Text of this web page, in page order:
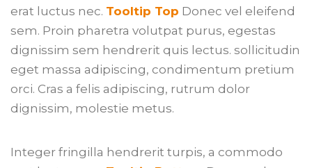
erat luctus nec. Tooltip Top Donec vel eleifend
sem. Proin pharetra volutpat purus, egestas
dignissim sem hendrerit quis lectus. sollicitudin
eget massa adipiscing, condimentum pretium
orci. Cras a felis adipiscing, rutrum dolor
dignissim, molestie metus.
Integer fringilla hendrerit turpis, a commodo